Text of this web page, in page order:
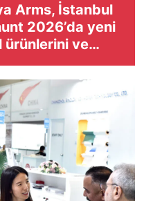
Arms, İstanbul
2026’da yeni
ürünlerini ve
tanıttı